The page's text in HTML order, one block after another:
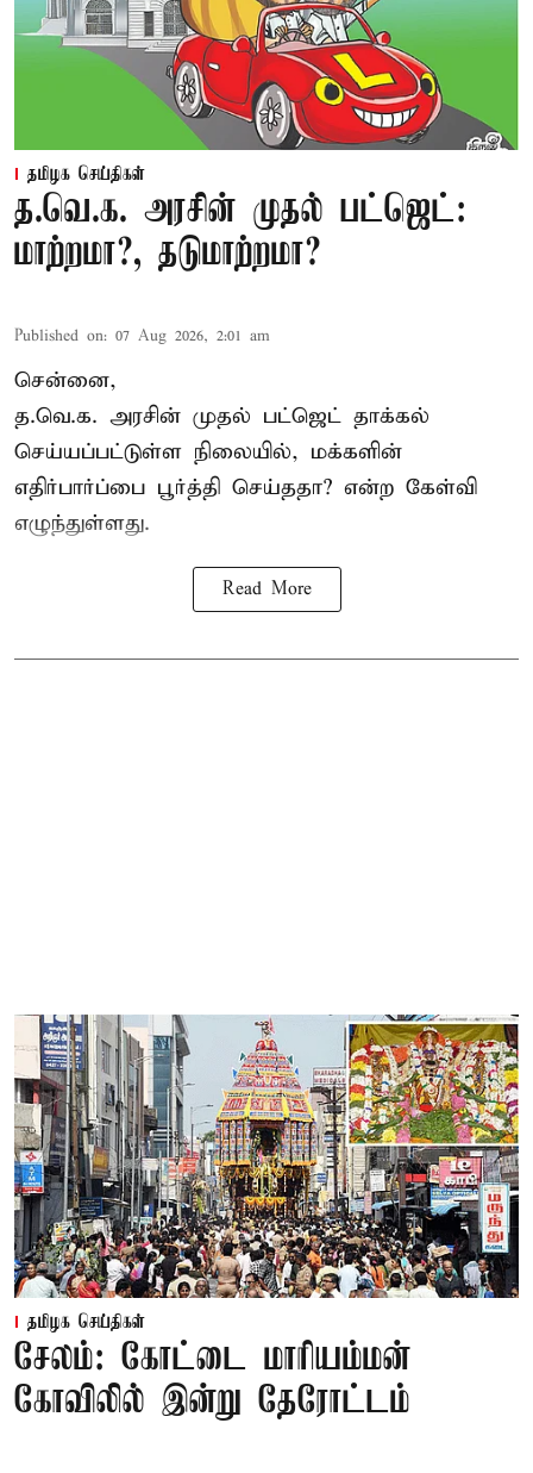
தமிழக செய்திகள்
த.வெ.க. அரசின் முதல் பட்ஜெட்:
மாற்றமா?, தடுமாற்றமா?
Published on: 07 Aug 2026, 2:01 am
சென்னை,
த.வெ.க. அரசின் முதல் பட்ஜெட் தாக்கல்
செய்யப்பட்டுள்ள நிலையில், மக்களின்
எதிர்பார்ப்பை பூர்த்தி செய்ததா? என்ற கேள்வி
எழுந்துள்ளது.
Read More
தமிழக செய்திகள்
சேலம்: கோட்டை மாரியம்மன்
கோவிலில் இன்று தேரோட்டம்